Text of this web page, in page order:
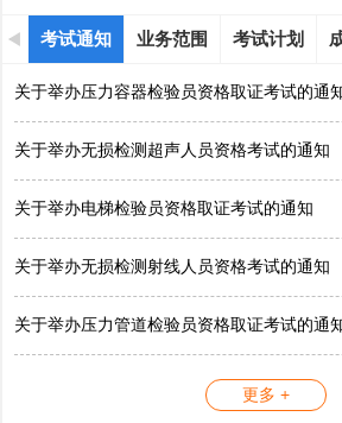
考试通知 业务范围 考试计划
关于举办压力容器检验员资格取证考试的通
关于举办无损检测超声人员资格考试的通知
关于举办电梯检验员资格取证考试的通知
关于举办无损检测射线人员资格考试的通知
关于举办压力管道检验员资格取证考试的通
更多 +